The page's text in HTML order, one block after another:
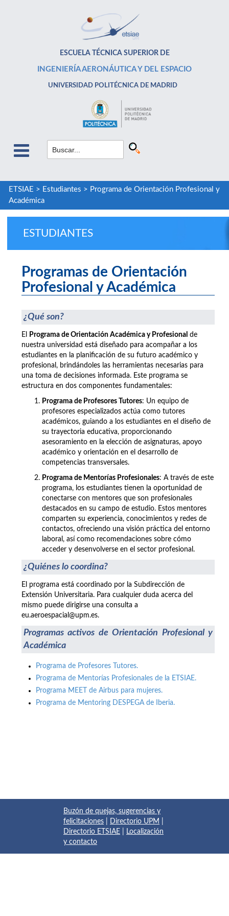
ESCUELA TÉCNICA SUPERIOR DE
INGENIERÍA AERONÁUTICA Y DEL ESPACIO
UNIVERSIDAD POLITÉCNICA DE MADRID
ETSIAE > Estudiantes > Programa de Orientación Profesional y
Académica
ESTUDIANTES
Programas de Orientación
Profesional y Académica
¿Qué son?
El Programa de Orientación Académica y Profesional de
nuestra universidad está diseñado para acompañar a los
estudiantes en la planificación de su futuro académico y
profesional, brindándoles las herramientas necesarias para
una toma de decisiones informada. Este programa se
estructura en dos componentes fundamentales:
Programa de Profesores Tutores: Un equipo de
profesores especializados actúa como tutores
académicos, guiando a los estudiantes en el diseño de
su trayectoria educativa, proporcionando
asesoramiento en la elección de asignaturas, apoyo
académico y orientación en el desarrollo de
competencias transversales.
Programa de Mentorías Profesionales: A través de este
programa, los estudiantes tienen la oportunidad de
conectarse con mentores que son profesionales
destacados en su campo de estudio. Estos mentores
comparten su experiencia, conocimientos y redes de
contactos, ofreciendo una visión práctica del entorno
laboral, así como recomendaciones sobre cómo
acceder y desenvolverse en el sector profesional.
¿Quiénes lo coordina?
El programa está coordinado por la Subdirección de
Extensión Universitaria. Para cualquier duda acerca del
mismo puede dirigirse una consulta a
eu.aeroespacial@upm.es.
Programas activos de Orientación Profesional y
Académica
Programa de Profesores Tutores.
Programa de Mentorías Profesionales de la ETSIAE.
Programa MEET de Airbus para mujeres.
Programa de Mentoring DESPEGA de Iberia.
Buzón de quejas, sugerencias y
felicitaciones
Directorio UPM
Directorio ETSIAE
Localización
y contacto